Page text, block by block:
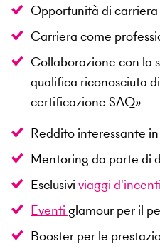
Opportunità di
Carriera come
Collaborazione con la
qualifica riconosciuta
certificazione SAQ»
Reddito interessante
Mentoring da parte di
Esclusivi viaggi
Eventi glamour per il
Booster per le